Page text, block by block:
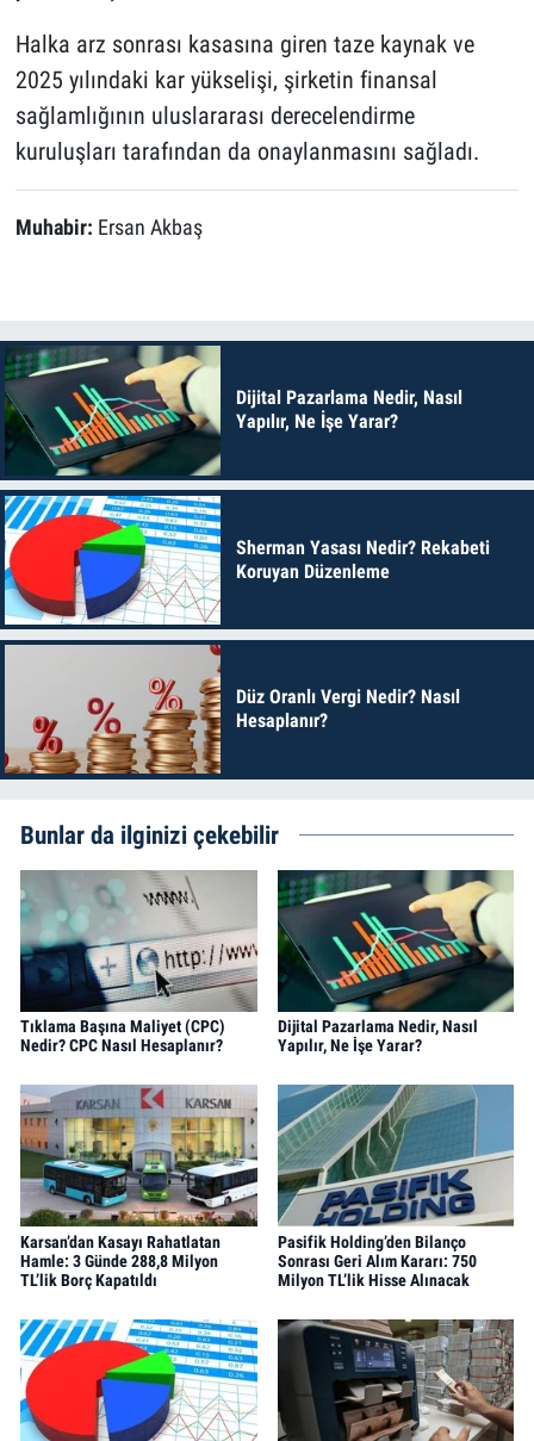
Halka arz sonrası kasasına giren taze kaynak ve
2025 yılındaki kar yükselişi, şirketin finansal
sağlamlığının uluslararası derecelendirme
kuruluşları tarafından da onaylanmasını sağladı.
Muhabir: Ersan Akbaş
Dijital Pazarlama Nedir, Nasıl
Yapılır, Ne İşe Yarar?
Sherman Yasası Nedir? Rekabeti
Koruyan Düzenleme
Düz Oranlı Vergi Nedir? Nasıl
Hesaplanır?
Bunlar da ilginizi çekebilir
Tıklama Başına Maliyet (CPC)
Nedir? CPC Nasıl Hesaplanır?
Dijital Pazarlama Nedir, Nasıl
Yapılır, Ne İşe Yarar?
Karsan’dan Kasayı Rahatlatan
Hamle: 3 Günde 288,8 Milyon
TL’lik Borç Kapatıldı
Pasifik Holding’den Bilanço
Sonrası Geri Alım Kararı: 750
Milyon TL’lik Hisse Alınacak